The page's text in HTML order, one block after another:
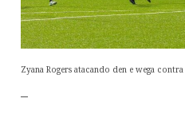
Zyana Rogers atacando den e wega
–